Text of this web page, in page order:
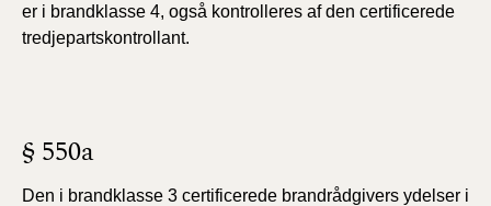
er i brandklasse 4, også kontrolleres af den certificerede
tredjepartskontrollant.
§ 550a
Den i brandklasse 3 certificerede brandrådgivers ydelser i